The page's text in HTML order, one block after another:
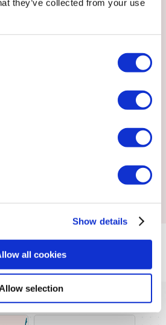
they’ve collected from your use
Show details
all cookies
selection
ックス